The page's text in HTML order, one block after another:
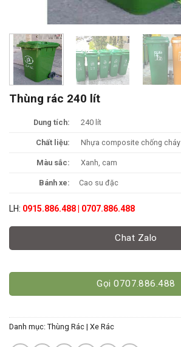
Thùng rác 240 lít
Dung tích: 240 lít
Chất liệu: Nhựa composite chống cháy
Màu sắc: Xanh, cam
Bánh xe: Cao su đặc
LH: 0915.886.488 | 0707.886.488
Chat Zalo
Gọi 0707.886.488
Danh mục: Thùng Rác | Xe Rác